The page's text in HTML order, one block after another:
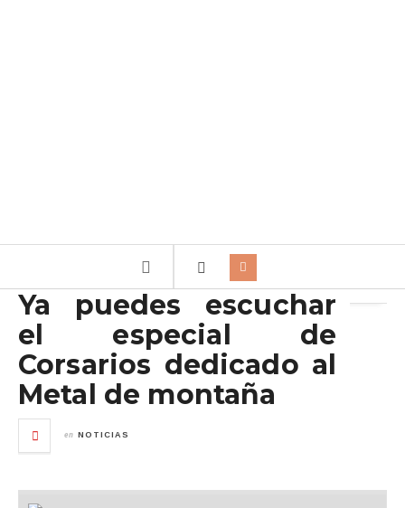
Ya puedes escuchar
el especial de
Corsarios dedicado al
Metal de montaña
en NOTICIAS